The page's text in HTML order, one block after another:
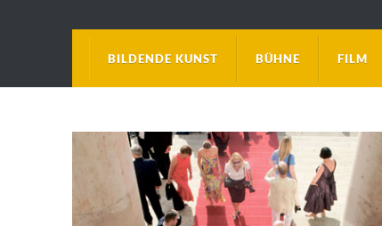
BILDENDE KUNST BÜHNE FILM